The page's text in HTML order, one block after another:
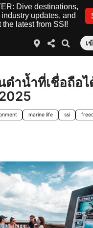
Dive destinations,
updates, and
latest from SSI!
เ
ดำน้ำที่เชื่อถือไ
marine life ssi